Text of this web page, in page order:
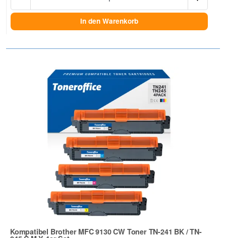
In den Warenkorb
Kompatibel Brother MFC 9130 CW Toner TN-241 BK / TN-